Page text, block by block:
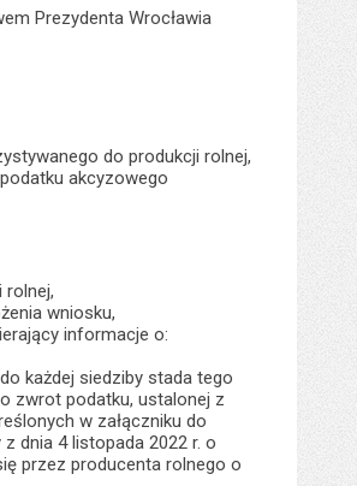
Prezydenta Wrocławia
do produkcji rolnej,
akcyzowego
wniosku,
informacje o:
każdej siedziby stada tego
zwrot podatku, ustalonej z
w załączniku do
dnia 4 listopada 2022 r. o
przez producenta rolnego o